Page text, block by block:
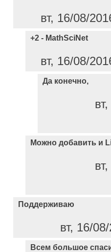
вт, 16/08/
+2 - MathSciNet
вт, 16/08/
Да конечно,
Можно добавить и
Поддерживаю
вт, 16/
Всем большое